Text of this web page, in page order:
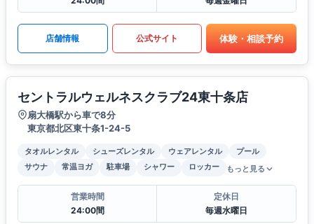
店舗情報 公式サイト 体験・相談予約
セントラルウェルネスクラブ24東十条店
扇大橋駅から車で8分
東京都北区東十条1-24-5
タオルレンタル シューズレンタル ウェアレンタル
プール
サウナ
常温ヨガ 駐車場 シャワー ロッカー もっと見る
営業時間
24:00間
定休日
毎週水曜日